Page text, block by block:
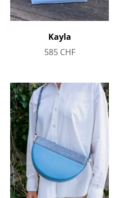
Kayla
585 CHF